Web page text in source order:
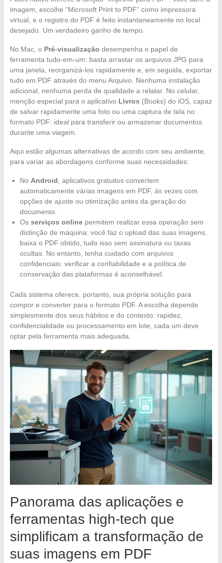
imagem, escolhe “Microsoft Print to PDF” como impressora
virtual, e o registro do PDF é feito instantaneamente no local
desejado. Um verdadeiro ganho de tempo.
No Mac, o Pré-visualização desempenha o papel de
ferramenta tudo-em-um: basta arrastar os arquivos JPG para
uma janela, reorganizá-los rapidamente e, em seguida, exportar
tudo em PDF através do menu Arquivo. Nenhuma instalação
adicional, nenhuma perda de qualidade a relatar. No celular,
menção especial para o aplicativo Livros (Books) do iOS, capaz
de salvar rapidamente uma foto ou uma captura de tela no
formato PDF: ideal para transferir ou armazenar documentos
durante uma viagem.
Aqui estão algumas alternativas de acordo com seu ambiente,
para variar as abordagens conforme suas necessidades:
No Android , aplicativos gratuitos convertem
automaticamente várias imagens em PDF, às vezes com
opções de ajuste ou otimização antes da geração do
documento.
Os serviços onlinepermitem realizar essa operação sem
distinção de máquina: você faz o upload das suas imagens,
baixa o PDF obtido, tudo isso sem assinatura ou taxas
ocultas. No entanto, tenha cuidado com arquivos
confidenciais: verificar a confiabilidade e a política de
conservação das plataformas é aconselhável.
Cada sistema oferece, portanto, sua própria solução para
compor e converter para o formato PDF. A escolha depende
simplesmente dos seus hábitos e do contexto: rapidez,
confidencialidade ou processamento em lote, cada um deve
optar pela ferramenta mais adequada.
Panorama das aplicações e
ferramentas high-tech que
simplificam a transformação de
suas imagens em PDF